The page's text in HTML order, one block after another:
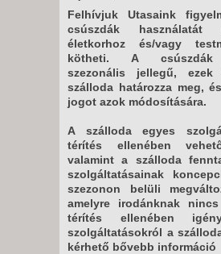
Felhívjuk Utasaink
csúszdák
életkorhoz és/vagy
kötheti. A csúszdák
szezonális jellegű,
szálloda határozza meg,
jogot azok módosítására.
A szálloda egyes
térítés ellenében
valamint a szálloda
szolgáltatásainak
szezonon belüli
amelyre irodánknak
térítés ellenében
szolgáltatásokról a
kérhető bővebb információ